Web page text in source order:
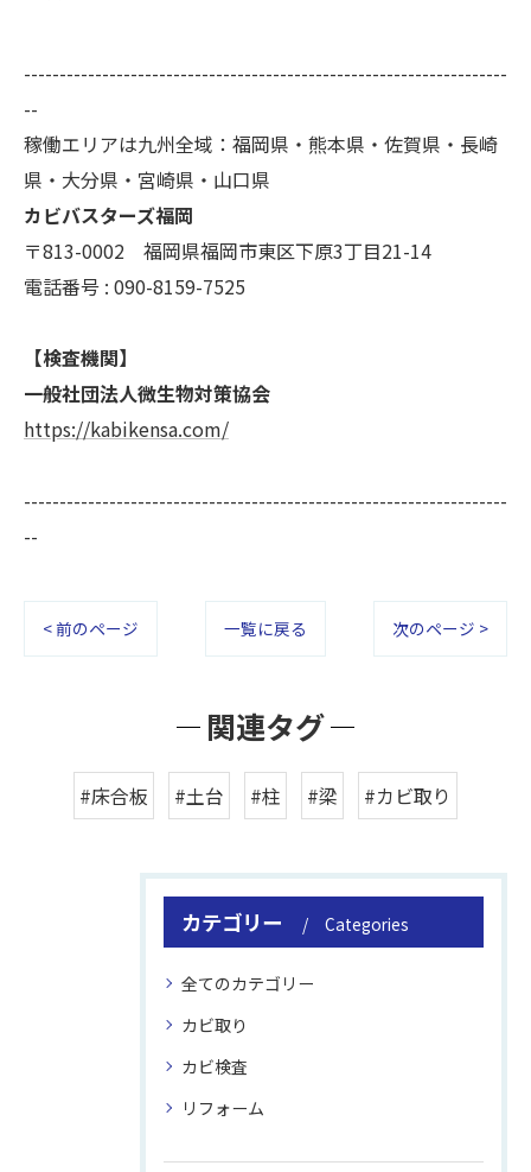
--------------------------------------------------------------------
--
稼働エリアは九州全域：福岡県・熊本県・佐賀県・長崎
県・大分県・宮崎県・山口県
カビバスターズ福岡
〒813-0002 福岡県福岡市東区下原3丁目21-14
電話番号 : 090-8159-7525
【検査機関】
一般社団法人微生物対策協会
https://kabikensa.com/
--------------------------------------------------------------------
--
< 前のページ 一覧に戻る 次のページ >
関連タグ
#床合板 #土台 #柱 #梁 #カビ取り
カテゴリー Categories
全てのカテゴリー
カビ取り
カビ検査
リフォーム